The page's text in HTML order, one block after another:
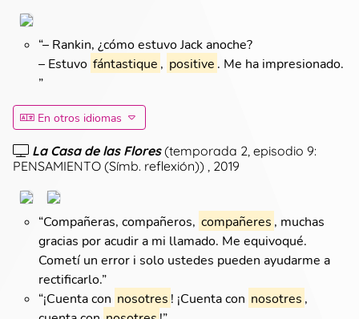
“– Rankin, ¿cómo estuvo Jack anoche?
– Estuvo fántastique , positive . Me ha impresionado.
”
En otros idiomas
La Casa de las Flores(temporada 2, episodio 9:
PENSAMIENTO (Símb. reflexión)) , 2019
“Compañeras, compañeros, compañeres , muchas
gracias por acudir a mi llamado. Me equivoqué.
Cometí un error i solo ustedes pueden ayudarme a
rectificarlo.”
“¡Cuenta con nosotres ! ¡Cuenta con nosotres ,